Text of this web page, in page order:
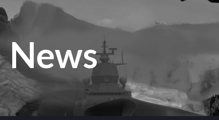
News